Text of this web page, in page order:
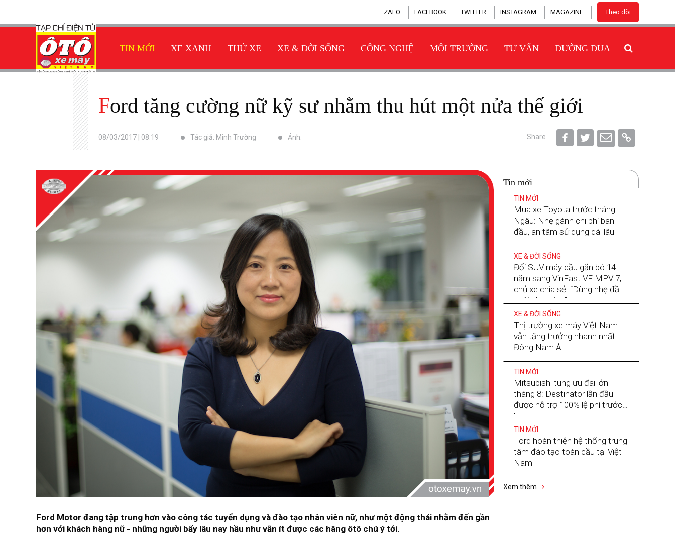
ZALO FACEBOOK TWITTER INSTAGRAM MAGAZINE Theo dõi
TIN MỚI XE XANH THỬ XE XE & ĐỜI SỐNG CÔNG NGHỆ MÔI TRƯỜNG TƯ VẤN ĐƯỜNG ĐUA
Ford tăng cường nữ kỹ sư nhằm thu hút một nửa thế giới
08/03/2017 | 08:19 Tác giả: Minh Trường Ảnh: Share
Ford Motor đang tập trung hơn vào công tác tuyển dụng và đào tạo nhân viên nữ, như một động thái nhằm đến gần
hơn với khách hàng nữ - những người bấy lâu nay hầu như vẫn ít được các hãng ôtô chú ý tới.
Tin mới
TIN MỚI
Mua xe Toyota trước tháng
Ngâu: Nhẹ gánh chi phí ban
đầu, an tâm sử dụng dài lâu
XE & ĐỜI SỐNG
Đổi SUV máy dầu gắn bó 14
năm sang VinFast VF MPV 7,
chủ xe chia sẻ: “Dùng nhẹ đầu,
nuôi nhẹ gánh”
XE & ĐỜI SỐNG
Thị trường xe máy Việt Nam
vẫn tăng trưởng nhanh nhất
Đông Nam Á
TIN MỚI
Mitsubishi tung ưu đãi lớn
tháng 8: Destinator lần đầu
được hỗ trợ 100% lệ phí trước
bạ
TIN MỚI
Ford hoàn thiện hệ thống trung
tâm đào tạo toàn cầu tại Việt
Nam
Xem thêm